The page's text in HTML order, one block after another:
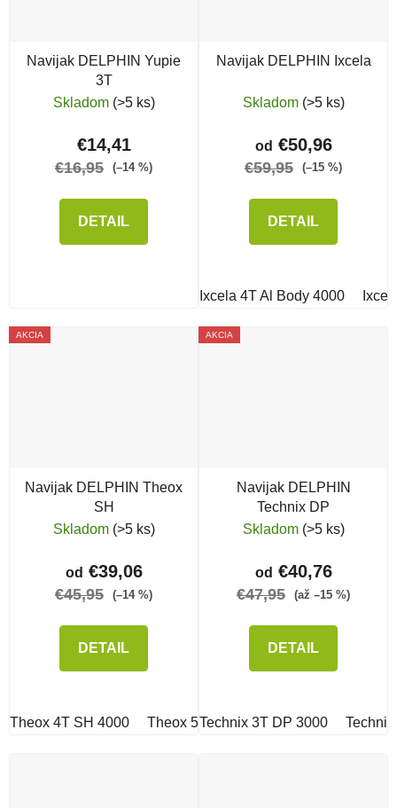
Navijak DELPHIN Yupie
3T
Skladom (>5 ks)
€14,41
€16,95 (–14 %)
DETAIL
Navijak DELPHIN Ixcela
Skladom (>5 ks)
od €50,96
€59,95 (–15 %)
DETAIL
Ixcela 4T Al Body 4000
AKCIA
Navijak DELPHIN Theox
SH
Skladom (>5 ks)
od €39,06
€45,95 (–14 %)
DETAIL
Theox 4T SH 4000 Theox 5T SH 5000
AKCIA
Navijak DELPHIN
Technix DP
Skladom (>5 ks)
od €40,76
€47,95 (až –15 %)
DETAIL
Technix 3T DP 3000